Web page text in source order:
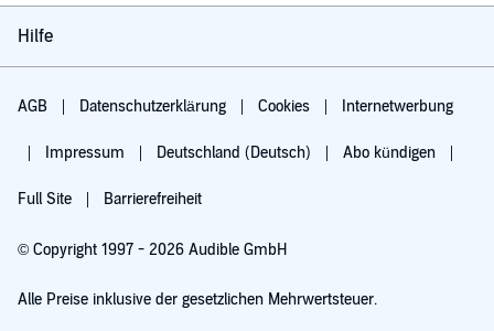
Hilfe
AGB Datenschutzerklärung Cookies Internetwerbung
Impressum Deutschland (Deutsch) Abo kündigen
Full Site Barrierefreiheit
© Copyright 1997 - 2026 Audible GmbH
Alle Preise inklusive der gesetzlichen Mehrwertsteuer.